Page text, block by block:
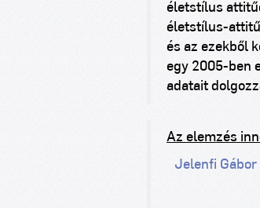
életstílus
életstílus-
és az ezekből
egy 2005-ben
adatait
Az elemzés
Jelenfi